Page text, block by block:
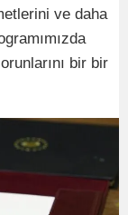
ve daha
bir bir